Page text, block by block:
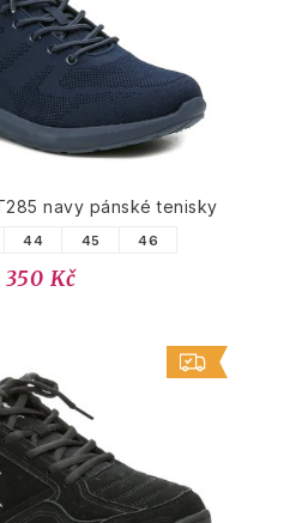
navy pánské tenisky
44 45 46
350 Kč